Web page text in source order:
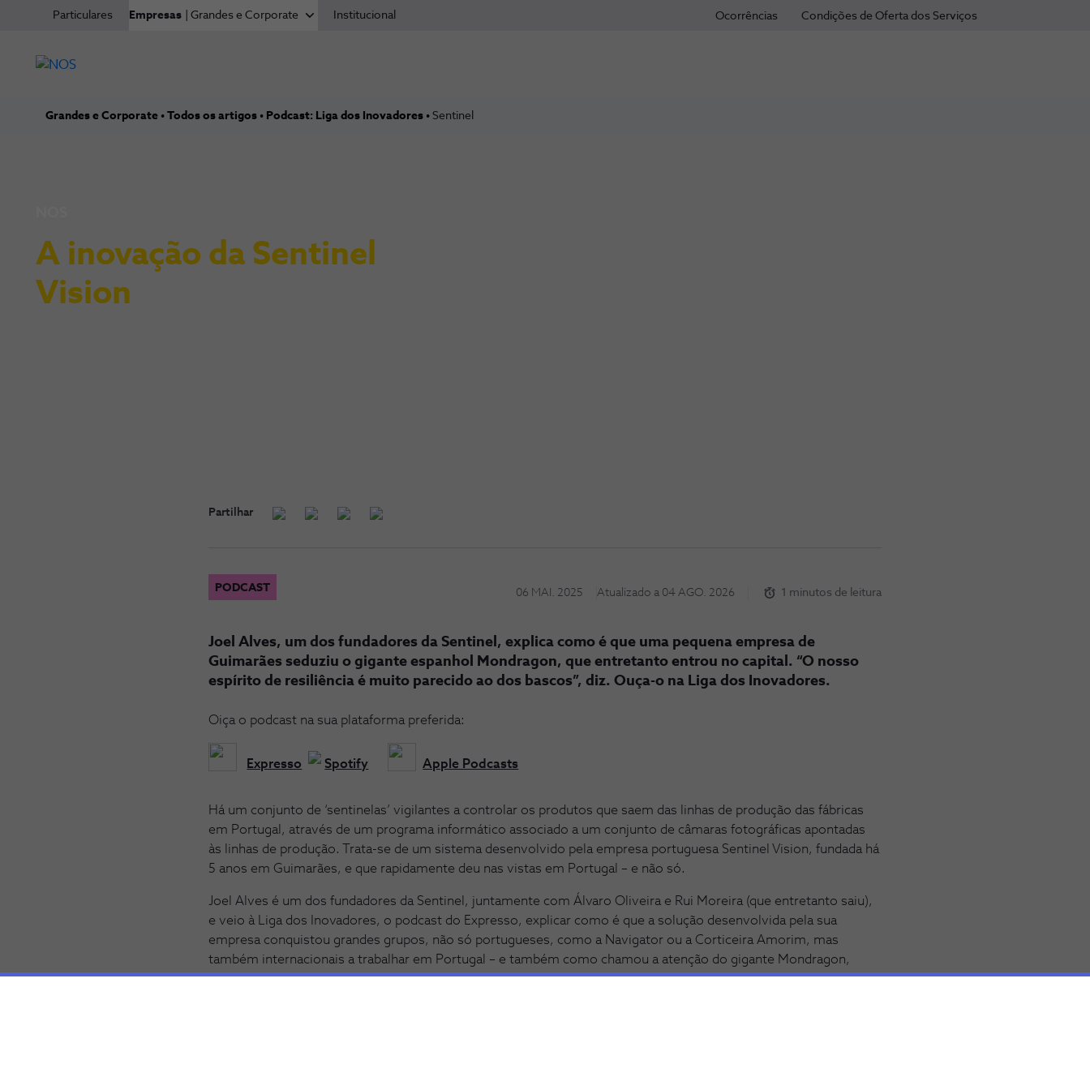
Particulares Empresas | Grandes e Corporate Institucional Ocorrências Condições de Oferta dos Serviços
Grandes e Corporate Todos os artigos Podcast: Liga dos Inovadores Sentinel
A inovação da Sentinel
Vision
Partilhar
PODCAST 06 MAI. 2025 Atualizado a 04 AGO. 2026 1 minutos de leitura
Joel Alves, um dos fundadores da Sentinel, explica como é que uma pequena empresa de
Guimarães seduziu o gigante espanhol Mondragon, que entretanto entrou no capital. “O nosso
espírito de resiliência é muito parecido ao dos bascos”, diz. Ouça-o na Liga dos Inovadores.
Oiça o podcast na sua plataforma preferida:
Expresso Spotify Apple Podcasts
Há um conjunto de ‘sentinelas’ vigilantes a controlar os produtos que saem das linhas de produção das fábricas
em Portugal, através de um programa informático associado a um conjunto de câmaras fotográficas apontadas
às linhas de produção. Trata-se de um sistema desenvolvido pela empresa portuguesa Sentinel Vision, fundada há
5 anos em Guimarães, e que rapidamente deu nas vistas em Portugal – e não só.
Joel Alves é um dos fundadores da Sentinel, juntamente com Álvaro Oliveira e Rui Moreira (que entretanto saiu),
e veio à Liga dos Inovadores, o podcast do Expresso, explicar como é que a solução desenvolvida pela sua
empresa conquistou grandes grupos, não só portugueses, como a Navigator ou a Corticeira Amorim, mas
também internacionais a trabalhar em Portugal – e também como chamou a atenção do gigante Mondragon,
grupo espanhol que no início deste ano comprou a maioria do capital.